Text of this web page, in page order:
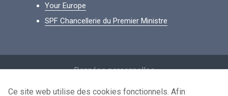
Your Europe
SPF Chancellerie du Premier Ministre
Données personnelles
Conditions de réutilisation
Ce site web utilise des cookies fonctionnels. Afin